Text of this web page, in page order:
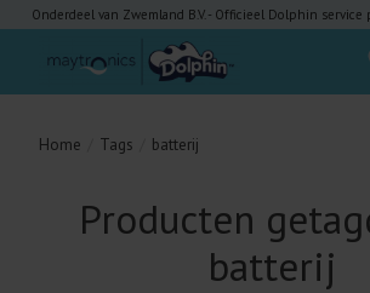
Onderdeel van Zwemland B.V. - Officieel Dolphin service
Home Tags batterij
Producten
batterij